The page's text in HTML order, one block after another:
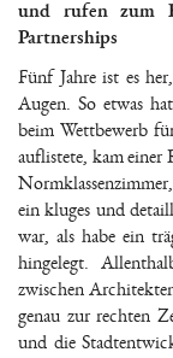
und rufen zum
Partnerships
Fünf Jahre ist es
Augen. So etwas
beim Wettbewerb
auflistete, kam
ein kluges und
war, als habe ein
hingelegt.
zwischen
genau zur rechten
und die